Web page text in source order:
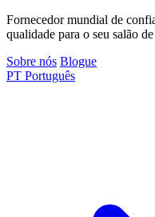
Fornecedor mundial de
qualidade para o seu salão
Sobre nós Blogue
PT Português